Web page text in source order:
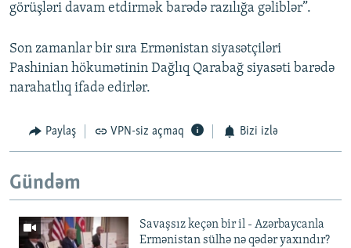
görüşləri davam etdirmək barədə razılığa gəliblər”.
Son zamanlar bir sıra Ermənistan siyasətçiləri
Pashinian hökumətinin Dağlıq Qarabağ siyasəti barədə
narahatlıq ifadə edirlər.
Paylaş VPN-siz açmaq Bizi izlə
Gündəm
Savaşsız keçən bir il - Azərbaycanla
Ermənistan sülhə nə qədər yaxındır?